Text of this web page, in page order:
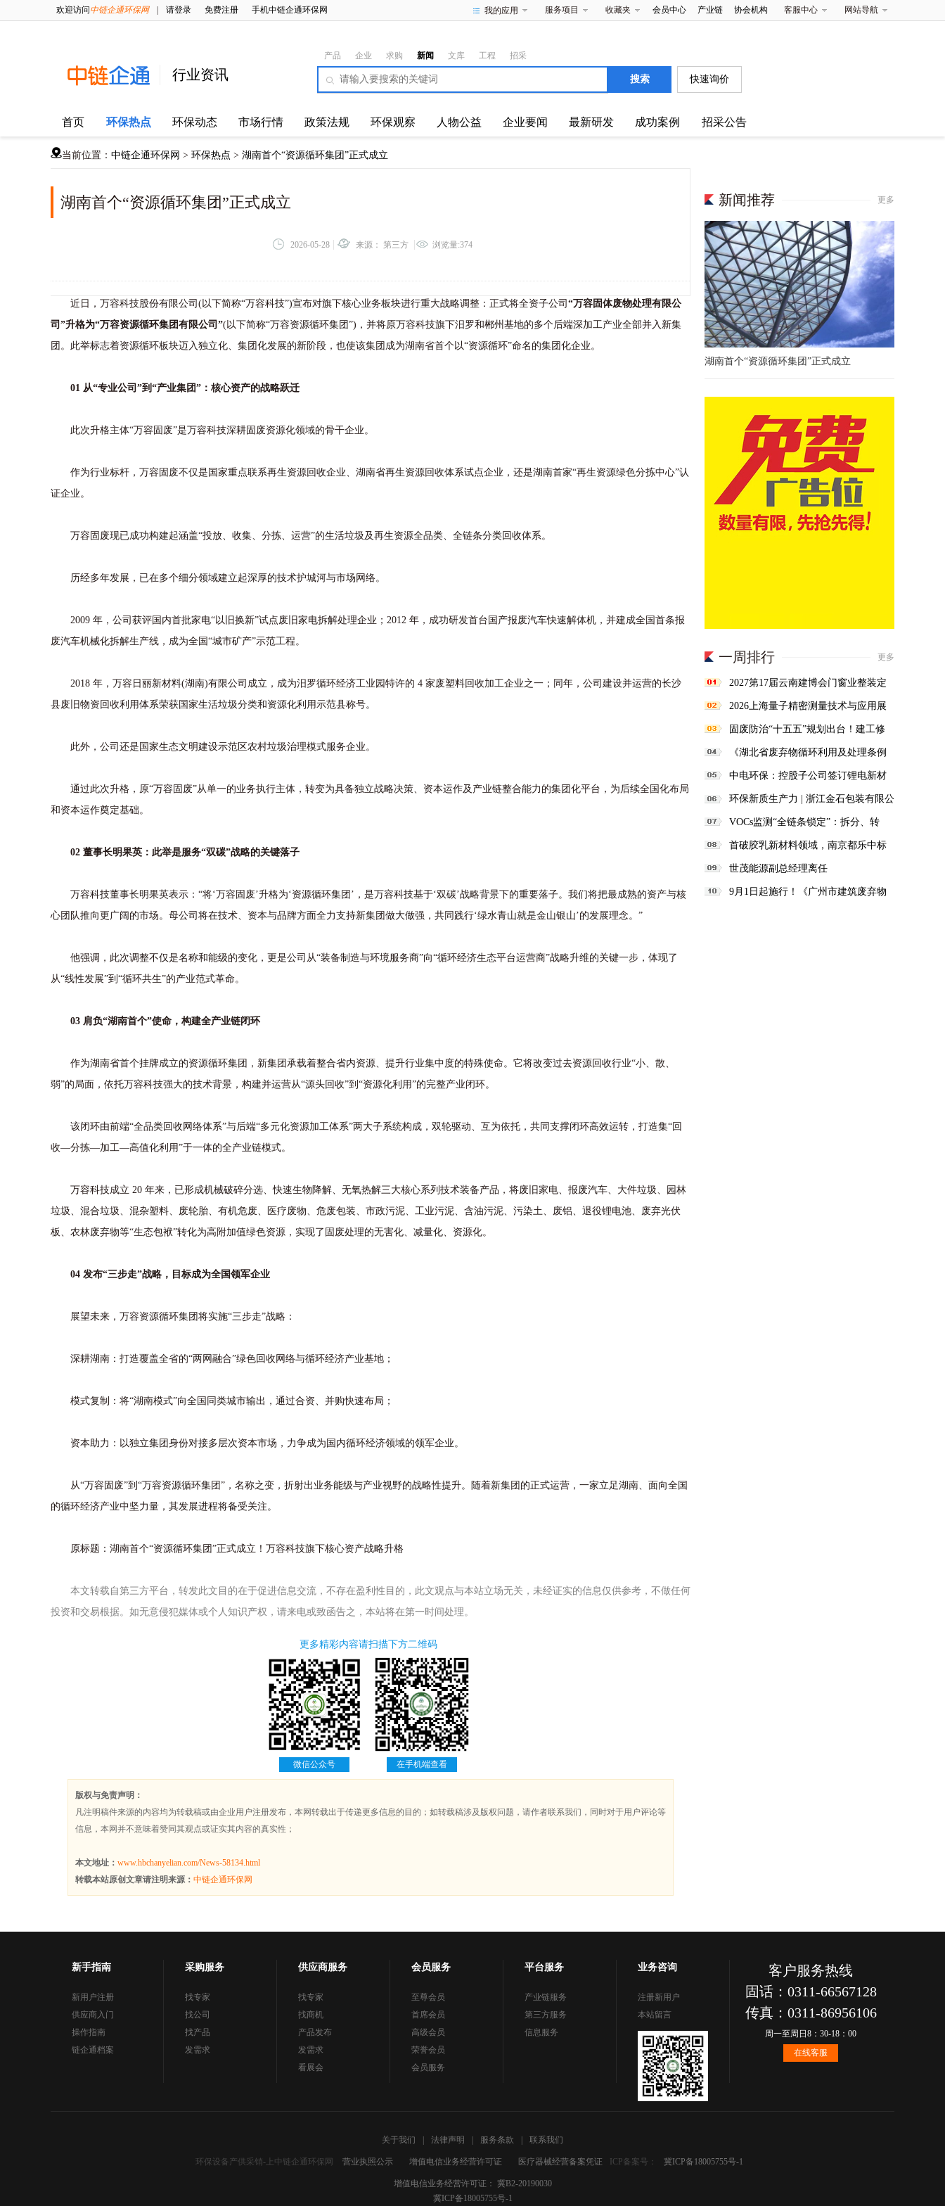
欢迎访问中链企通环保网 请登录 免费注册 手机中链企通环保网 我的应用 服务项目 收藏夹 会员中心 产业链 协会机构 客服中心 网站导航
行业资讯
产品 企业 求购 新闻 文库 工程 招采
快速询价
首页 环保热点 环保动态 市场行情 政策法规 环保观察 人物公益 企业要闻 最新研发 成功案例 招采公告
当前位置： 中链企通环保网 > 环保热点 > 湖南首个“资源循环集团”正式成立
湖南首个“资源循环集团”正式成立
2026-05-28 来源： 第三方 浏览量:374
近日，万容科技股份有限公司(以下简称“万容科技”)宣布对旗下核心业务板块进行重大战略调整：正式将全资子公司 “万容固体废物处理有限公
司”升格为“万容资源循环集团有限公司”(以下简称“万容资源循环集团”)，并将原万容科技旗下汨罗和郴州基地的多个后端深加工产业全部并入新集
团。此举标志着资源循环板块迈入独立化、集团化发展的新阶段，也使该集团成为湖南省首个以“资源循环”命名的集团化企业。
01 从“专业公司”到“产业集团”：核心资产的战略跃迁
此次升格主体“万容固废”是万容科技深耕固废资源化领域的骨干企业。
作为行业标杆，万容固废不仅是国家重点联系再生资源回收企业、湖南省再生资源回收体系试点企业，还是湖南首家“再生资源绿色分拣中心”认
证企业。
万容固废现已成功构建起涵盖“投放、收集、分拣、运营”的生活垃圾及再生资源全品类、全链条分类回收体系。
历经多年发展，已在多个细分领域建立起深厚的技术护城河与市场网络。
2009 年，公司获评国内首批家电“以旧换新”试点废旧家电拆解处理企业；2012 年，成功研发首台国产报废汽车快速解体机，并建成全国首条报
废汽车机械化拆解生产线，成为全国“城市矿产”示范工程。
2018 年，万容日丽新材料(湖南)有限公司成立，成为汨罗循环经济工业园特许的 4 家废塑料回收加工企业之一；同年，公司建设并运营的长沙
县废旧物资回收利用体系荣获国家生活垃圾分类和资源化利用示范县称号。
此外，公司还是国家生态文明建设示范区农村垃圾治理模式服务企业。
通过此次升格，原“万容固废”从单一的业务执行主体，转变为具备独立战略决策、资本运作及产业链整合能力的集团化平台，为后续全国化布局
和资本运作奠定基础。
02 董事长明果英：此举是服务“双碳”战略的关键落子
万容科技董事长明果英表示：“将‘万容固废’升格为‘资源循环集团’，是万容科技基于‘双碳’战略背景下的重要落子。我们将把最成熟的资产与核
心团队推向更广阔的市场。母公司将在技术、资本与品牌方面全力支持新集团做大做强，共同践行‘绿水青山就是金山银山’的发展理念。”
他强调，此次调整不仅是名称和能级的变化，更是公司从“装备制造与环境服务商”向“循环经济生态平台运营商”战略升维的关键一步，体现了
从“线性发展”到“循环共生”的产业范式革命。
03 肩负“湖南首个”使命，构建全产业链闭环
作为湖南省首个挂牌成立的资源循环集团，新集团承载着整合省内资源、提升行业集中度的特殊使命。它将改变过去资源回收行业“小、散、
弱”的局面，依托万容科技强大的技术背景，构建并运营从“源头回收”到“资源化利用”的完整产业闭环。
该闭环由前端“全品类回收网络体系”与后端“多元化资源加工体系”两大子系统构成，双轮驱动、互为依托，共同支撑闭环高效运转，打造集“回
收—分拣—加工—高值化利用”于一体的全产业链模式。
万容科技成立 20 年来，已形成机械破碎分选、快速生物降解、无氧热解三大核心系列技术装备产品，将废旧家电、报废汽车、大件垃圾、园林
垃圾、混合垃圾、混杂塑料、废轮胎、有机危废、医疗废物、危废包装、市政污泥、工业污泥、含油污泥、污染土、废铝、退役锂电池、废弃光伏
板、农林废弃物等“生态包袱”转化为高附加值绿色资源，实现了固废处理的无害化、减量化、资源化。
04 发布“三步走”战略，目标成为全国领军企业
展望未来，万容资源循环集团将实施“三步走”战略：
深耕湖南：打造覆盖全省的“两网融合”绿色回收网络与循环经济产业基地；
模式复制：将“湖南模式”向全国同类城市输出，通过合资、并购快速布局；
资本助力：以独立集团身份对接多层次资本市场，力争成为国内循环经济领域的领军企业。
从“万容固废”到“万容资源循环集团”，名称之变，折射出业务能级与产业视野的战略性提升。随着新集团的正式运营，一家立足湖南、面向全国
的循环经济产业中坚力量，其发展进程将备受关注。
原标题：湖南首个“资源循环集团”正式成立！万容科技旗下核心资产战略升格
本文转载自第三方平台，转发此文目的在于促进信息交流，不存在盈利性目的，此文观点与本站立场无关，未经证实的信息仅供参考，不做任何
投资和交易根据。如无意侵犯媒体或个人知识产权，请来电或致函告之，本站将在第一时间处理。
更多精彩内容请扫描下方二维码
微信公众号 在手机端查看
版权与免责声明：
凡注明稿件来源的内容均为转载稿或由企业用户注册发布，本网转载出于传递更多信息的目的；如转载稿涉及版权问题，请作者联系我们，同时对于用户评论等
信息，本网并不意味着赞同其观点或证实其内容的真实性；
本文地址： www.hbchanyelian.com/News-58134.html
转载本站原创文章请注明来源： 中链企通环保网
新闻推荐 更多
湖南首个“资源循环集团”正式成立
一周排行 更多
2027第17届云南建博会门窗业整装定
制智能家居卫浴建材展会
2026上海量子精密测量技术与应用展
将于11月10日开幕！
固废防治“十五五”规划出台！建工修
复抢抓固废领域新机遇
《湖北省废弃物循环利用及处理条例
（草案）》征求意见
中电环保：控股子公司签订锂电新材
料一体化合同5350万元
环保新质生产力 | 浙江金石包装有限公
司年产10000t医药复合包装材料VOCs
吸附回收项目
VOCs监测“全链条锁定”：拆分、转
包、分包一律禁止
首破胶乳新材料领域，南京都乐中标
河南大树实业丁腈胶乳油气回收项目
世茂能源副总经理离任
9月1日起施行！《广州市建筑废弃物
新手指南
新用户注册
供应商入门
操作指南
链企通档案
采购服务
找专家
找公司
找产品
发需求
供应商服务
找专家
找商机
产品发布
发需求
看展会
会员服务
至尊会员
首席会员
高级会员
荣誉会员
会员服务
平台服务
产业链服务
第三方服务
信息服务
业务咨询
注册新用户
本站留言
客户服务热线
固话：0311-66567128
传真：0311-86956106
周一至周日8：30-18：00
在线客服
关于我们 法律声明 服务条款 联系我们
环保设备产供采销-上中链企通环保网 营业执照公示 增值电信业务经营许可证 医疗器械经营备案凭证 ICP备案号： 冀ICP备18005755号-1
增值电信业务经营许可证： 冀B2-20190030
冀ICP备18005755号-1